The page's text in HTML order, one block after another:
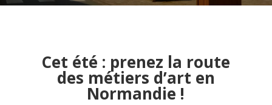
Cet été : prenez la route
des métiers d’art en
Normandie !